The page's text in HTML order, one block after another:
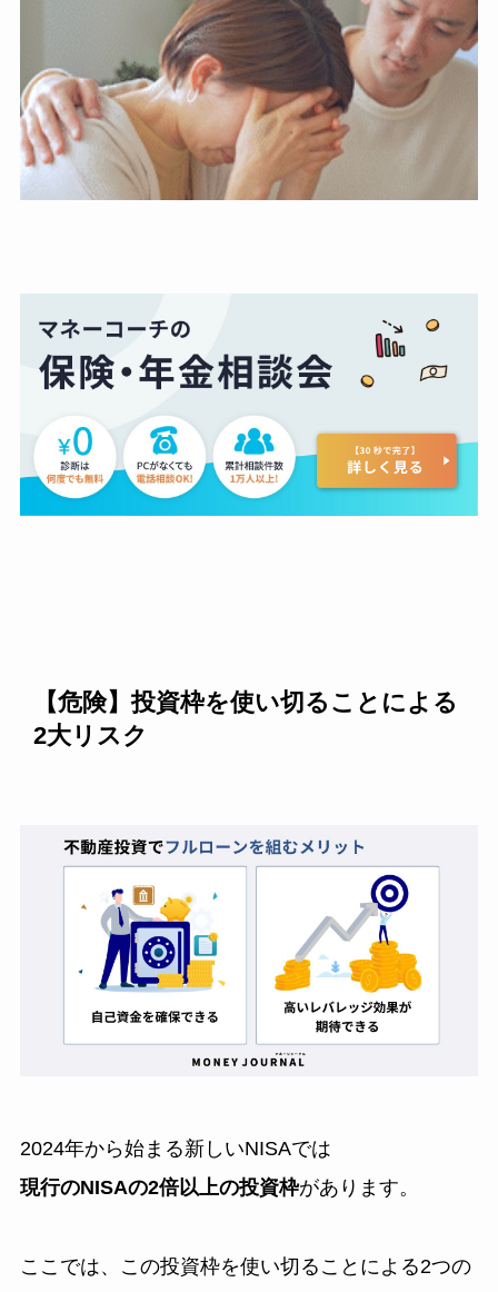
【危険】投資枠を使い切ることによる
2大リスク
2024年から始まる新しいNISAでは
現行のNISAの2倍以上の投資枠があります。
ここでは、この投資枠を使い切ることによる2つの